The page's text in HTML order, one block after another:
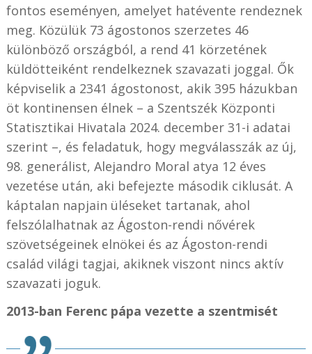
fontos eseményen, amelyet hatévente rendeznek
meg. Közülük 73 ágostonos szerzetes 46
különböző országból, a rend 41 körzetének
küldötteiként rendelkeznek szavazati joggal. Ők
képviselik a 2341 ágostonost, akik 395 házukban
öt kontinensen élnek – a Szentszék Központi
Statisztikai Hivatala 2024. december 31-i adatai
szerint –, és feladatuk, hogy megválasszák az új,
98. generálist, Alejandro Moral atya 12 éves
vezetése után, aki befejezte második ciklusát. A
káptalan napjain üléseket tartanak, ahol
felszólalhatnak az Ágoston-rendi nővérek
szövetségeinek elnökei és az Ágoston-rendi
család világi tagjai, akiknek viszont nincs aktív
szavazati joguk.
2013-ban Ferenc pápa vezette a szentmisét